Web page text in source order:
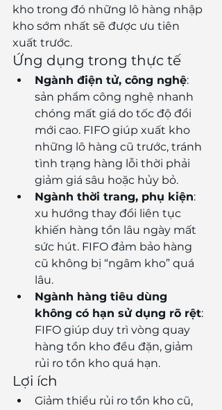
kho trong đó những lô hàng nhập
kho sớm nhất sẽ được ưu tiên
xuất trước.
Ứng dụng trong thực tế
Ngành điện tử, công nghệ:
sản phẩm công nghệ nhanh
chóng mất giá do tốc độ đổi
mới cao. FIFO giúp xuất kho
những lô hàng cũ trước, tránh
tình trạng hàng lỗi thời phải
giảm giá sâu hoặc hủy bỏ.
Ngành thời trang, phụ kiện:
xu hướng thay đổi liên tục
khiến hàng tồn lâu ngày mất
sức hút. FIFO đảm bảo hàng
cũ không bị “ngâm kho” quá
lâu.
Ngành hàng tiêu dùng
không có hạn sử dụng rõ rệt:
FIFO giúp duy trì vòng quay
hàng tồn kho đều đặn, giảm
rủi ro tồn kho quá hạn.
Lợi ích
Giảm thiểu rủi ro tồn kho cũ,